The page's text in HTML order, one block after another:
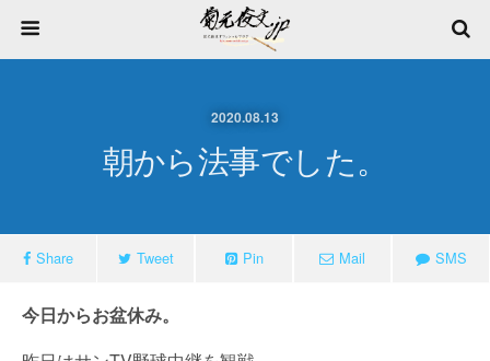
2020.08.13
朝から法事でした。
Share Tweet Pin Mail SMS
今日からお盆休み。